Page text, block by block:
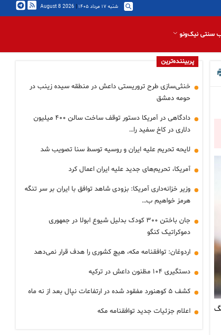
شنبه ۱۷ مرداد ۱۴۰۵ |
2026 August 8
سنتی نیک‌ونو
پربیننده‌ترین
خنثی‌سازی طرح تروریستی داعش در منطقه سیده زینب در
حومه دمشق
دادگاهی در آمریکا دستور توقف ساخت سالن ۴۰۰ میلیون
دلاری در کاخ سفید را…
لایحه تحریم علیه ایران و روسیه توسط سنا تصویب شد
آمریکا، تحریم‌های جدید علیه ایران اعمال کرد
وزیر خزانه‌داری آمریکا: بزودی شاهد توافق با ایران بر سر تنگه
هرمز خواهیم ب…
جان باختن ۳۰۰ کودک بدلیل شیوع ابولا در جمهوری
دموکراتیک کنگو
اردوغان: توافقنامه مکه، هیچ کشوری را هدف قرار نمی‌دهد
دستگیری ۱۰۴ مظنون داعش در ترکیه
کشف ۵ کوهنورد مفقود شده در ارتفاعات نپال بعد از نه ماه
اعلام جزئیات جدید توافقنامه مکه